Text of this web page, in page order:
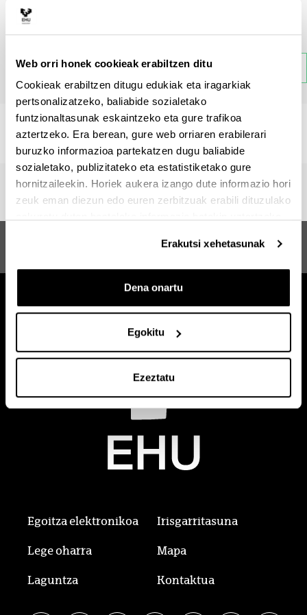
Web orri honek cookieak erabiltzen ditu
Cookieak erabiltzen ditugu edukiak eta iragarkiak
pertsonalizatzeko, baliabide sozialetako
funtzionaltasunak eskaintzeko eta gure trafikoa
aztertzeko. Era berean, gure web orriaren erabilerari
buruzko informazioa partekatzen dugu baliabide
sozialetako, publizitateko eta estatistiketako gure
hornitzaileekin. Horiek aukera izango dute informazio hori
zeuk eman diezun edo euren zerbitzuak erabili dituzulako
Erakutsi xehetasunak
Dena onartu
Egokitu
Ezeztatu
Gaia
Ez dago atal honi buruzko informaziorik.
Zurezko Egiturak, Eraikuntza
Iradokizunak eta
Egoitza elektronikoa Irisgarritasuna
Lege oharra Mapa
Laguntza Kontaktua